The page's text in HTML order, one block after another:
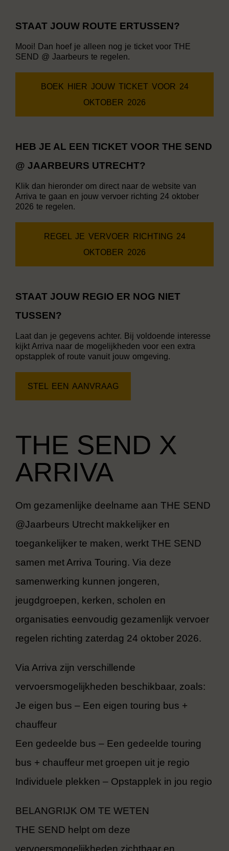
STAAT JOUW ROUTE ERTUSSEN?
Mooi! Dan hoef je alleen nog je ticket voor THE
SEND @ Jaarbeurs te regelen.
BOEK HIER JOUW TICKET VOOR 24
OKTOBER 2026
HEB JE AL EEN TICKET VOOR THE SEND
@ JAARBEURS UTRECHT?
Klik dan hieronder om direct naar de website van
Arriva te gaan en jouw vervoer richting 24 oktober
2026 te regelen.
REGEL JE VERVOER RICHTING 24
OKTOBER 2026
STAAT JOUW REGIO ER NOG NIET
TUSSEN?
Laat dan je gegevens achter. Bij voldoende interesse
kijkt Arriva naar de mogelijkheden voor een extra
opstapplek of route vanuit jouw omgeving.
STEL EEN AANVRAAG
THE SEND X
ARRIVA
Om gezamenlijke deelname aan THE SEND
@Jaarbeurs Utrecht makkelijker en
toegankelijker te maken, werkt THE SEND
samen met Arriva Touring. Via deze
samenwerking kunnen jongeren,
jeugdgroepen, kerken, scholen en
organisaties eenvoudig gezamenlijk vervoer
regelen richting zaterdag 24 oktober 2026.
Via Arriva zijn verschillende
vervoersmogelijkheden beschikbaar, zoals:
⁠Je eigen bus – Een eigen touring bus +
chauffeur
Een gedeelde bus – Een gedeelde touring
bus + chauffeur met groepen uit je regio
⁠⁠Individuele plekken – Opstapplek in jou regio
BELANGRIJK OM TE WETEN
THE SEND helpt om deze